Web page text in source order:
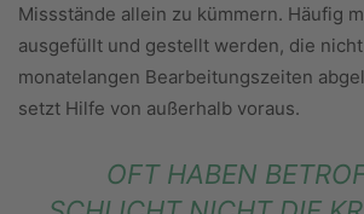
Missstände allein zu kümmern. Häufig
ausgefüllt und gestellt werden, die
monatelangen Bearbeitungszeiten
setzt Hilfe von außerhalb voraus.
OFT HABEN